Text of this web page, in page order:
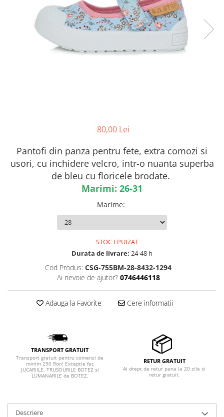
Fulare si esarfe
Body-uri bebe
80,00 Lei
Pantofi din panza pentru fete, extra comozi si
usori, cu inchidere velcro, intr-o nuanta superba
de bleu cu floricele brodate.
Marimi: 26-31
Marime:
STOC EPUIZAT
Durata de livrare: 24-48 h
Cod Produs: CSG-755BM-28-8432-1294
Ai nevoie de ajutor? 0746446118
Adauga la Favorite Cere informatii
TRANSPORT GRATUIT
Transport gratuit pentru comenzi de
minim 290 Ron! Exceptie fac
JUCARIILE, TRUSOURILE BOTEZ si
LUMANARILE de BOTEZ.
RETUR GRATUIT
Ai drept de retur pana la 20 zile si
retur gratuit.
Descriere